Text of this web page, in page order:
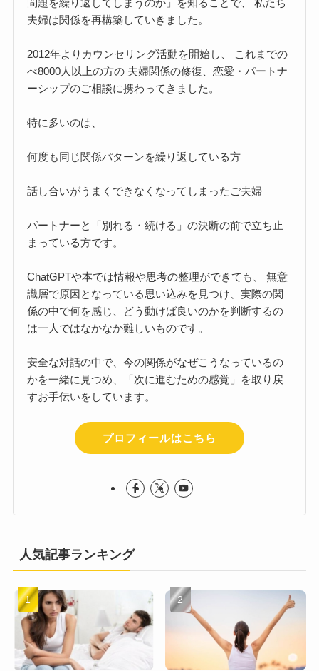
問題を繰り返してしまうのか」を知ることで、 私たち
夫婦は関係を再構築していきました。
2012年よりカウンセリング活動を開始し、 これまでの
べ8000人以上の方の 夫婦関係の修復、恋愛・パートナ
ーシップのご相談に携わってきました。
特に多いのは、
何度も同じ関係パターンを繰り返している方
話し合いがうまくできなくなってしまったご夫婦
パートナーと「別れる・続ける」の決断の前で立ち止
まっている方です。
ChatGPTや本では情報や思考の整理ができても、 無意
識層で原因となっている思い込みを見つけ、実際の関
係の中で何を感じ、どう動けば良いのかを判断するの
は一人ではなかなか難しいものです。
安全な対話の中で、今の関係がなぜこうなっているの
かを一緒に見つめ、「次に進むための感覚」を取り戻
すお手伝いをしています。
プロフィールはこちら
人気記事ランキング